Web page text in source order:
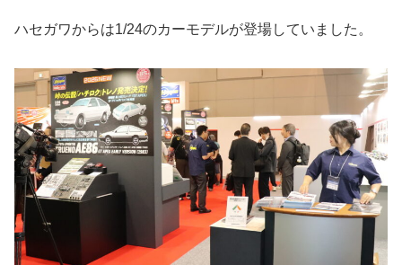
ハセガワからは1/24のカーモデルが登場していました。